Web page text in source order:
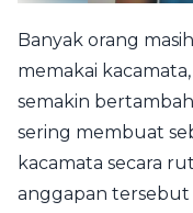
Banyak orang
memakai
semakin
sering membuat
kacamata secara
anggapan tersebut